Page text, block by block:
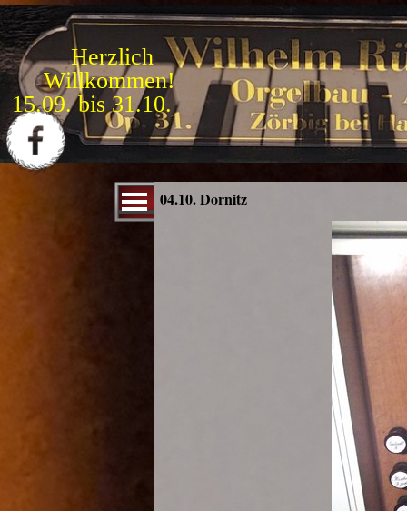
Direkt zum Seiteninhalt
Herzlich
Willkommen!
15.09. bis 31.10.
Menü überspringen04.10. Dornitz